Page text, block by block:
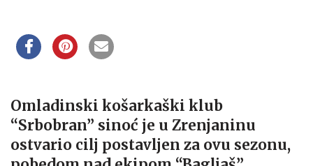
Omladinski košarkaški klub
“Srbobran” sinoć je u Zrenjaninu
ostvario cilj postavljen za ovu sezonu,